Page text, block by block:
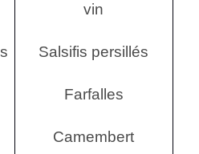
vin
Salsifis persillés
Farfalles
Camembert